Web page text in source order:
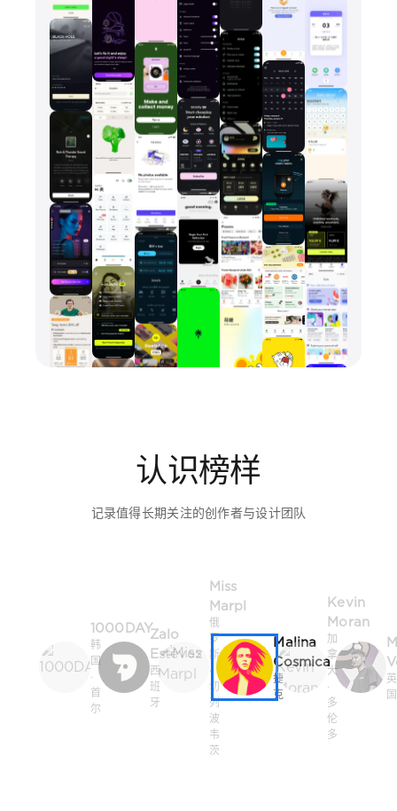
认识榜样
记录值得长期关注的创作者与设计团队
1000DAY
韩
国
·
首
尔
Zalo
Estévez
西
班
牙
Miss
Marpl
俄
罗
斯
·
切
列
波
韦
茨
Malina
Cosmica
捷
克
Kevin
Moran
加
拿
大
多
伦
多
英
国